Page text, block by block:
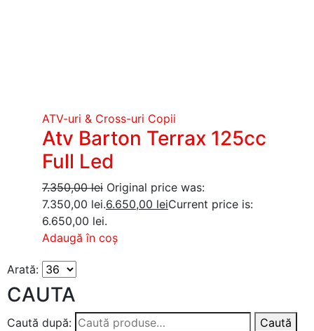
ATV-uri & Cross-uri Copii
Atv Barton Terrax 125cc
Full Led
7.350,00lei Original price was:
7.350,00 lei.6.650,00 leiCurrent price is:
6.650,00 lei.
Adaugă în coș
Arată:
CAUTA
Caută după: Caută